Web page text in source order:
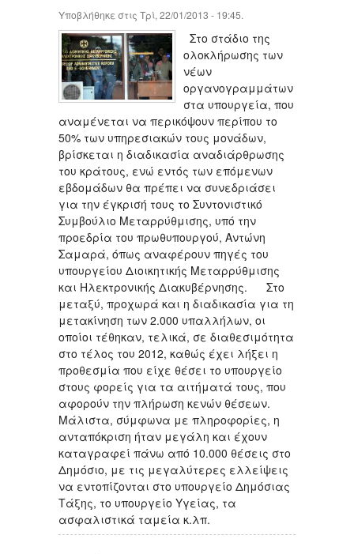
Υποβλήθηκε στις Τρί, 22/01/2013 - 19:45.
Στο στάδιο της
ολοκλήρωσης των
νέων
οργανογραμμάτων
στα υπουργεία, που
αναμένεται να περικόψουν περίπου το
50% των υπηρεσιακών τους μονάδων,
βρίσκεται η διαδικασία αναδιάρθρωσης
του κράτους, ενώ εντός των επόμενων
εβδομάδων θα πρέπει να συνεδριάσει
για την έγκρισή τους το Συντονιστικό
Συμβούλιο Μεταρρύθμισης, υπό την
προεδρία του πρωθυπουργού, Αντώνη
Σαμαρά, όπως αναφέρουν πηγές του
υπουργείου Διοικητικής Μεταρρύθμισης
και Ηλεκτρονικής Διακυβέρνησης. Στο
μεταξύ, προχωρά και η διαδικασία για τη
μετακίνηση των 2.000 υπαλλήλων, οι
οποίοι τέθηκαν, τελικά, σε διαθεσιμότητα
στο τέλος του 2012, καθώς έχει λήξει η
προθεσμία που είχε θέσει το υπουργείο
στους φορείς για τα αιτήματά τους, που
αφορούν την πλήρωση κενών θέσεων.
Μάλιστα, σύμφωνα με πληροφορίες, η
ανταπόκριση ήταν μεγάλη και έχουν
καταγραφεί πάνω από 10.000 θέσεις στο
Δημόσιο, με τις μεγαλύτερες ελλείψεις
να εντοπίζονται στο υπουργείο Δημόσιας
Τάξης, το υπουργείο Υγείας, τα
ασφαλιστικά ταμεία κ.λπ.